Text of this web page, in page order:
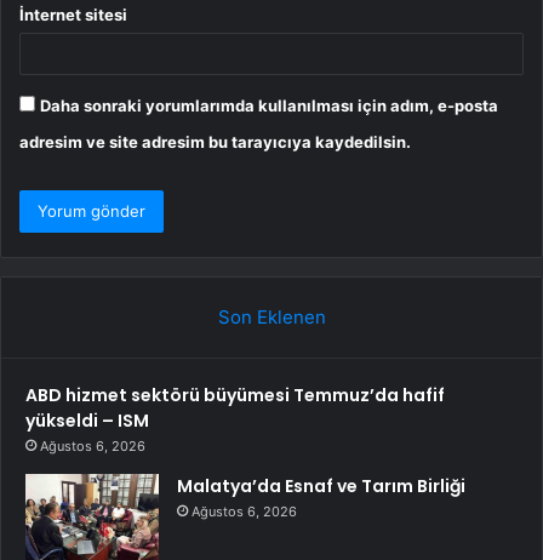
İnternet sitesi
Daha sonraki yorumlarımda kullanılması için adım, e-posta
adresim ve site adresim bu tarayıcıya kaydedilsin.
Son Eklenen
ABD hizmet sektörü büyümesi Temmuz’da hafif
yükseldi – ISM
Ağustos 6, 2026
Malatya’da Esnaf ve Tarım Birliği
Ağustos 6, 2026